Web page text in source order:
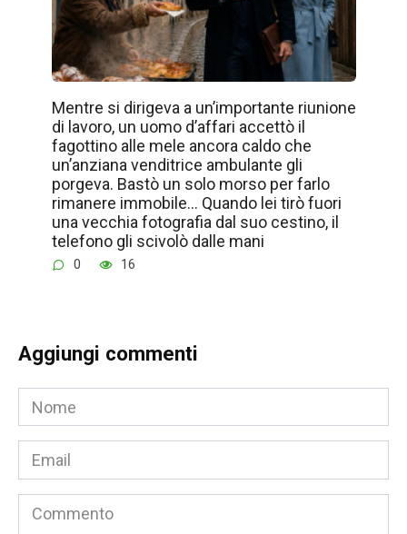
Mentre si dirigeva a un’importante riunione
di lavoro, un uomo d’affari accettò il
fagottino alle mele ancora caldo che
un’anziana venditrice ambulante gli
porgeva. Bastò un solo morso per farlo
rimanere immobile… Quando lei tirò fuori
una vecchia fotografia dal suo cestino, il
telefono gli scivolò dalle mani
0 16
Aggiungi commenti
Nome
Email
Commento